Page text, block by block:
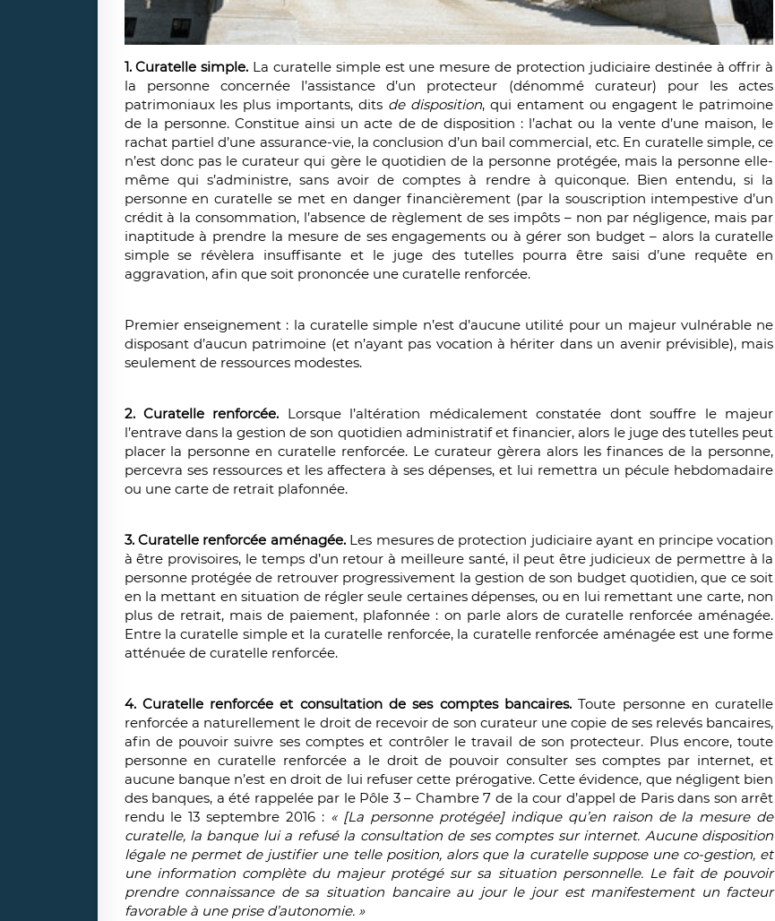
1. Curatelle simple. La curatelle simple est une mesure de protection judiciaire destinée à offrir à
la personne concernée l’assistance d’un protecteur (dénommé curateur) pour les actes
patrimoniaux les plus importants, dits de disposition, qui entament ou engagent le patrimoine
de la personne. Constitue ainsi un acte de de disposition : l’achat ou la vente d’une maison, le
rachat partiel d’une assurance-vie, la conclusion d’un bail commercial, etc. En curatelle simple, ce
n’est donc pas le curateur qui gère le quotidien de la personne protégée, mais la personne elle-
même qui s’administre, sans avoir de comptes à rendre à quiconque. Bien entendu, si la
personne en curatelle se met en danger financièrement (par la souscription intempestive d’un
crédit à la consommation, l’absence de règlement de ses impôts – non par négligence, mais par
inaptitude à prendre la mesure de ses engagements ou à gérer son budget – alors la curatelle
simple se révèlera insuffisante et le juge des tutelles pourra être saisi d’une requête en
aggravation, afin que soit prononcée une curatelle renforcée.
Premier enseignement : la curatelle simple n’est d’aucune utilité pour un majeur vulnérable ne
disposant d’aucun patrimoine (et n’ayant pas vocation à hériter dans un avenir prévisible), mais
seulement de ressources modestes.
2. Curatelle renforcée. Lorsque l’altération médicalement constatée dont souffre le majeur
l’entrave dans la gestion de son quotidien administratif et financier, alors le juge des tutelles peut
placer la personne en curatelle renforcée. Le curateur gèrera alors les finances de la personne,
percevra ses ressources et les affectera à ses dépenses, et lui remettra un pécule hebdomadaire
ou une carte de retrait plafonnée.
3. Curatelle renforcée aménagée.Les mesures de protection judiciaire ayant en principe vocation
à être provisoires, le temps d’un retour à meilleure santé, il peut être judicieux de permettre à la
personne protégée de retrouver progressivement la gestion de son budget quotidien, que ce soit
en la mettant en situation de régler seule certaines dépenses, ou en lui remettant une carte, non
plus de retrait, mais de paiement, plafonnée : on parle alors de curatelle renforcée aménagée.
Entre la curatelle simple et la curatelle renforcée, la curatelle renforcée aménagée est une forme
atténuée de curatelle renforcée.
4. Curatelle renforcée et consultation de ses comptes bancaires.Toute personne en curatelle
renforcée a naturellement le droit de recevoir de son curateur une copie de ses relevés bancaires,
afin de pouvoir suivre ses comptes et contrôler le travail de son protecteur. Plus encore, toute
personne en curatelle renforcée a le droit de pouvoir consulter ses comptes par internet, et
aucune banque n’est en droit de lui refuser cette prérogative. Cette évidence, que négligent bien
des banques, a été rappelée par le Pôle 3 – Chambre 7 de la cour d’appel de Paris dans son arrêt
rendu le 13 septembre 2016 : « [La personne protégée] indique qu’en raison de la mesure de
curatelle, la banque lui a refusé la consultation de ses comptes sur internet. Aucune disposition
légale ne permet de justifier une telle position, alors que la curatelle suppose une co-gestion, et
une information complète du majeur protégé sur sa situation personnelle. Le fait de pouvoir
prendre connaissance de sa situation bancaire au jour le jour est manifestement un facteur
favorable à une prise d’autonomie. »